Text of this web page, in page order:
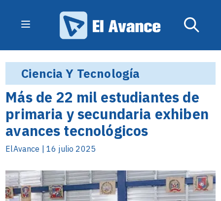
Ciencia Y Tecnología
Más de 22 mil estudiantes de
primaria y secundaria exhiben
avances tecnológicos
ElAvance | 16 julio 2025